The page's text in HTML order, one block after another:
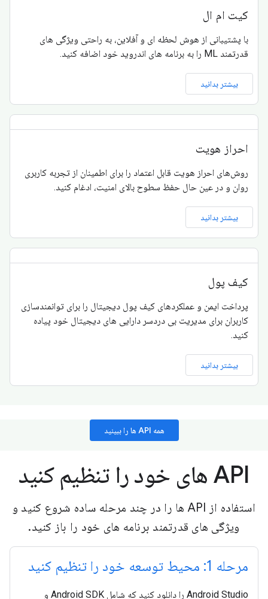
کیت ام ال
با پشتیبانی از هوش لحظه ای و آفلاین، به راحتی ویژگی های
قدرتمند ML را به برنامه های اندروید خود اضافه کنید.
بیشتر بدانید
احراز هویت
روش‌های احراز هویت قابل اعتماد را برای اطمینان از تجربه کاربری
روان و در عین حال حفظ سطوح بالای امنیت، ادغام کنید.
بیشتر بدانید
کیف پول
پرداخت ایمن و عملکردهای کیف پول دیجیتال را برای توانمندسازی
کاربران برای مدیریت بی دردسر دارایی های دیجیتال خود پیاده
کنید.
بیشتر بدانید
همه API ها را ببینید
API های خود را تنظیم کنید
استفاده از API ها را در چند مرحله ساده شروع کنید و
ویژگی های قدرتمند برنامه های خود را باز کنید.
مرحله 1: محیط توسعه خود را تنظیم کنید
Android Studio را دانلود کنید که شامل Android SDK و